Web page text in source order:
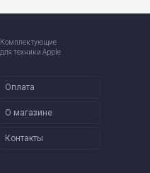
Комплектующие
для техники Apple
Оплата
О магазине
Контакты